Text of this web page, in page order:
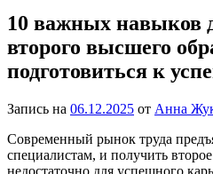
10 важных навыков
второго высшего
подготовиться к
Запись на 06.12.2025 от Анна
Современный рынок труда
специалистам, и получить
недостаточно для успешного